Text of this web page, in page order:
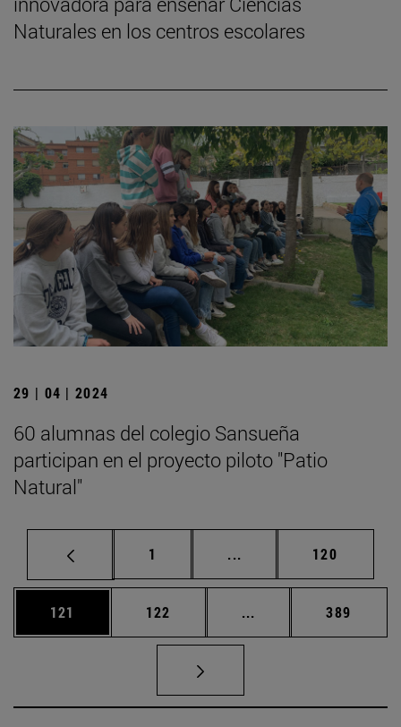
Naturales en los centros escolares
29 | 04 | 2024
60 alumnas del colegio Sansueña
participan en el proyecto piloto "Patio
Natural"
Página
1 ... Páginas intermedias
Página
120
Página
121 Página
122 ... Páginas intermedias
Página
389